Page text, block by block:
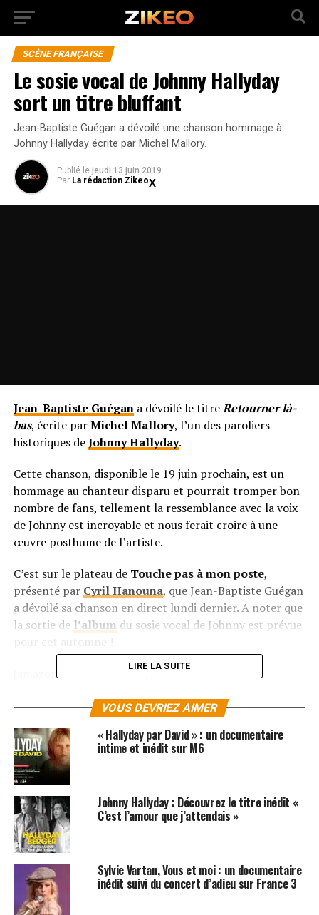
SCÈNE FRANÇAISE
Le sosie vocal de Johnny Hallyday
sort un titre bluffant
Jean-Baptiste Guégan a dévoilé une chanson hommage à
Johnny Hallyday écrite par Michel Mallory.
Publié le jeudi 13 juin 2019
Par La rédaction Zikeo
Jean-Baptiste Guégana dévoilé le titreRetourner là-
bas, écrite parMichel Mallory, l’un des paroliers
historiques deJohnny Hallyday.
Cette chanson, disponible le 19 juin prochain, est un
hommage au chanteur disparu et pourrait tromper bon
nombre de fans, tellement la ressemblance avec la voix
de Johnny est incroyable et nous ferait croire à une
œuvre posthume de l’artiste.
C’est sur le plateau de Touche pas à mon poste,
présenté par Cyril Hanouna, que Jean-Baptiste Guégan
a dévoilé sa chanson en direct lundi dernier. A noter que
la sortie de l’album du sosie vocal de Johnny est prévue
[amazon table= »134130″]
SUJETS ASSOCIÉS:
JEAN BAPTISTE GUEGAN
LIRE LA SUITE
VOUS DEVRIEZ AIMER
« Hallyday par David » : un documentaire
intime et inédit sur M6
Johnny Hallyday : Découvrez le titre inédit «
C’est l’amour que j’attendais »
Sylvie Vartan, Vous et moi : un documentaire
inédit suivi du concert d’adieu sur France 3